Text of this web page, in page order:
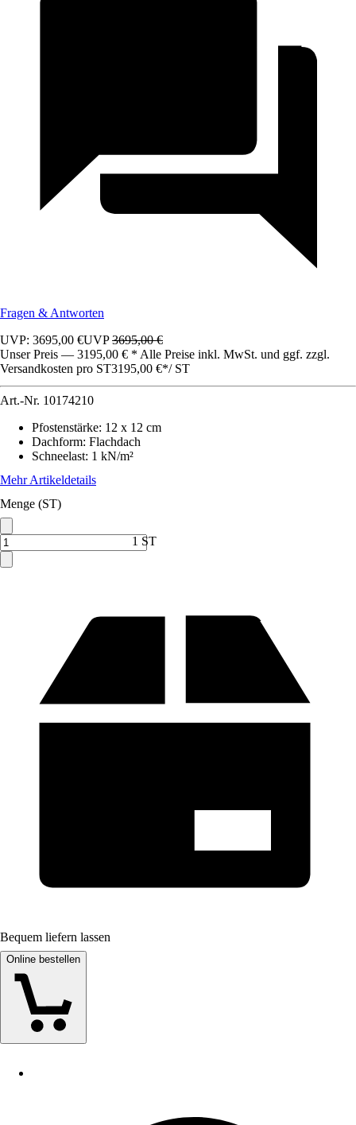
Fragen & Antworten
UVP: 3695,00 €UVP3695,00 €
Unser Preis — 3195,00 € * Alle Preise inkl. MwSt. und ggf. zzgl.
Versandkosten pro ST3195,00 €*/ ST
Art.-Nr. 10174210
Pfostenstärke: 12 x 12 cm
Dachform: Flachdach
Schneelast: 1 kN/m²
Mehr Artikeldetails
Menge (ST)
1 ST
Bequem liefern lassen
Online bestellen